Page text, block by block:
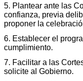
5. Plantear ante las
confianza, previa
proponer la
6. Establecer el
cumplimiento.
7. Facilitar a las
solicite al Gobierno.